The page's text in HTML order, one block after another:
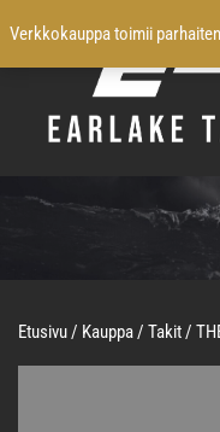
Etusivu / Kauppa / Takit /
Verkkokauppa toimii